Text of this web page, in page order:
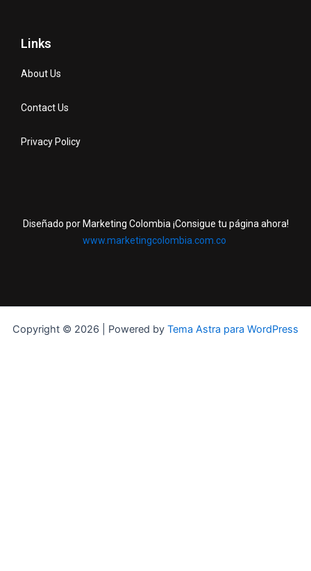
Links
About Us
Contact Us
Privacy Policy
Diseñado por Marketing Colombia ¡Consigue tu página ahora!
www.marketingcolombia.com.co
Copyright © 2026 | Powered by Tema Astra para WordPress